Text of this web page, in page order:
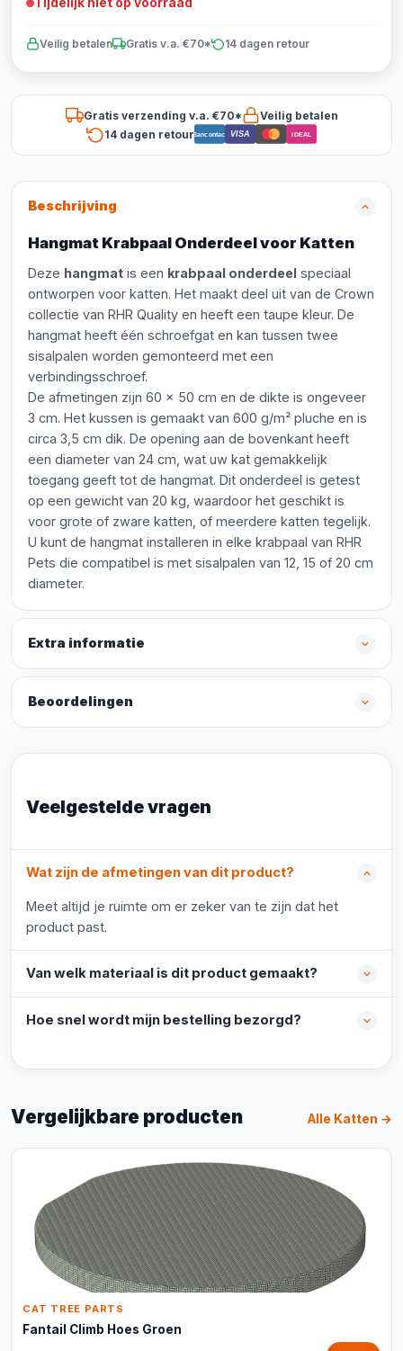
Veilig betalen Gratis v.a. €70* 14 dagen retour
Gratis verzending v.a. €70*
Veilig betalen
14 dagen retourBancontact VISA iDEAL
Beschrijving
Hangmat Krabpaal Onderdeel voor Katten
Deze hangmat is een krabpaal onderdeel speciaal
ontworpen voor katten. Het maakt deel uit van de Crown
collectie van RHR Quality en heeft een taupe kleur. De
hangmat heeft één schroefgat en kan tussen twee
sisalpalen worden gemonteerd met een
verbindingsschroef.
De afmetingen zijn 60 x 50 cm en de dikte is ongeveer
3 cm. Het kussen is gemaakt van 600 g/m² pluche en is
circa 3,5 cm dik. De opening aan de bovenkant heeft
een diameter van 24 cm, wat uw kat gemakkelijk
toegang geeft tot de hangmat. Dit onderdeel is getest
op een gewicht van 20 kg, waardoor het geschikt is
voor grote of zware katten, of meerdere katten tegelijk.
U kunt de hangmat installeren in elke krabpaal van RHR
Pets die compatibel is met sisalpalen van 12, 15 of 20 cm
diameter.
Extra informatie
Beoordelingen
Veelgestelde vragen
Wat zijn de afmetingen van dit product?
Meet altijd je ruimte om er zeker van te zijn dat het
product past.
Van welk materiaal is dit product gemaakt?
Hoe snel wordt mijn bestelling bezorgd?
Vergelijkbare producten Alle Katten →
CAT TREE PARTS
Fantail Climb Hoes Groen